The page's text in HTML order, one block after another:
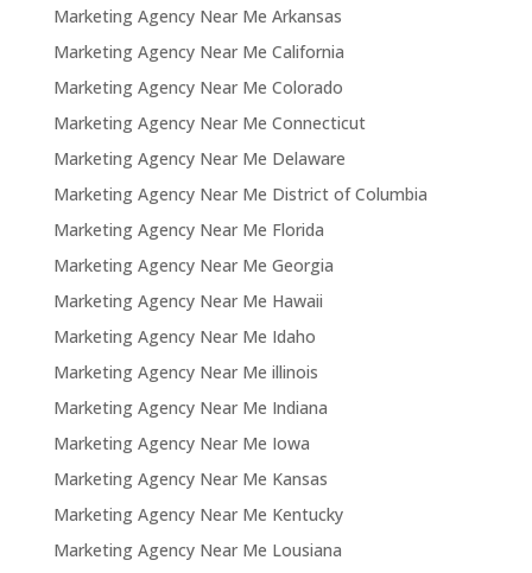
Marketing Agency Near Me Arkansas
Marketing Agency Near Me California
Marketing Agency Near Me Colorado
Marketing Agency Near Me Connecticut
Marketing Agency Near Me Delaware
Marketing Agency Near Me District of Columbia
Marketing Agency Near Me Florida
Marketing Agency Near Me Georgia
Marketing Agency Near Me Hawaii
Marketing Agency Near Me Idaho
Marketing Agency Near Me illinois
Marketing Agency Near Me Indiana
Marketing Agency Near Me Iowa
Marketing Agency Near Me Kansas
Marketing Agency Near Me Kentucky
Marketing Agency Near Me Lousiana